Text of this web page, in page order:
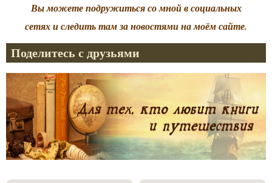
Вы можете подружиться со мной в социальных
сетях и следить там за новостями на моём сайте.
Поделитесь с друзьями